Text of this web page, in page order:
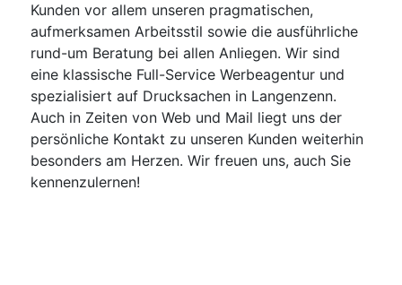
Kunden vor allem unseren pragmatischen,
aufmerksamen Arbeitsstil sowie die ausführliche
rund-um Beratung bei allen Anliegen. Wir sind
eine klassische Full-Service Werbeagentur und
spezialisiert auf Drucksachen in Langenzenn.
Auch in Zeiten von Web und Mail liegt uns der
persönliche Kontakt zu unseren Kunden weiterhin
besonders am Herzen. Wir freuen uns, auch Sie
kennenzulernen!